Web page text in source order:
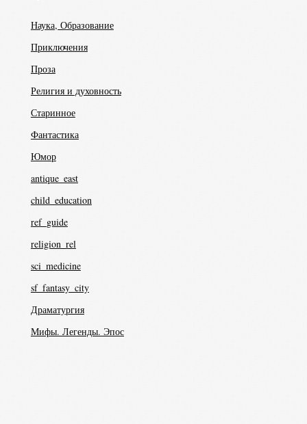
Наука, Образование
Приключения
Проза
Религия и духовность
Старинное
Фантастика
Юмор
antique_east
child_education
ref_guide
religion_rel
sci_medicine
sf_fantasy_city
Драматургия
Мифы. Легенды. Эпос